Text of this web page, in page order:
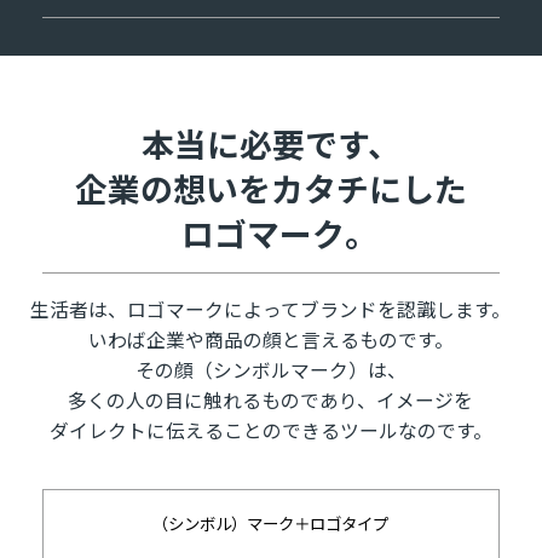
本当に必要です、
企業の想いをカタチにした
ロゴマーク｡
生活者は、ロゴマークによってブランドを認識します。
いわば企業や商品の顔と言えるものです。
その顔（シンボルマーク）は、
多くの人の目に触れるものであり、イメージを
ダイレクトに伝えることのできるツールなのです。
（シンボル）マーク＋ロゴタイプ